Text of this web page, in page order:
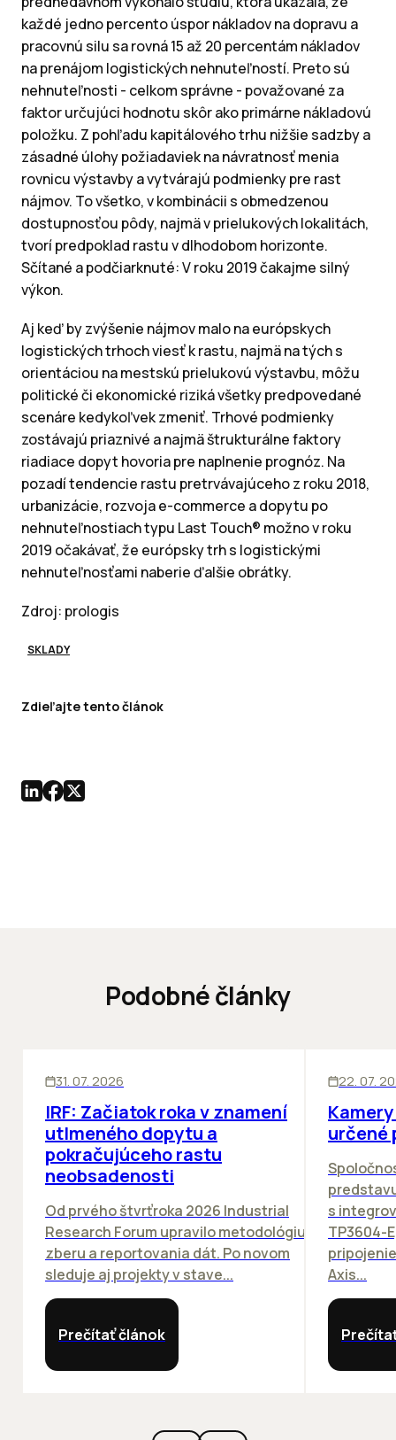
každé jedno percento úspor nákladov na dopravu a
pracovnú silu sa rovná 15 až 20 percentám nákladov
na prenájom logistických nehnuteľností. Preto sú
nehnuteľnosti - celkom správne - považované za
faktor určujúci hodnotu skôr ako primárne nákladovú
položku. Z pohľadu kapitálového trhu nižšie sadzby a
zásadné úlohy požiadaviek na návratnosť menia
rovnicu výstavby a vytvárajú podmienky pre rast
nájmov. To všetko, v kombinácii s obmedzenou
dostupnosťou pôdy, najmä v prielukových lokalitách,
tvorí predpoklad rastu v dlhodobom horizonte.
Sčítané a podčiarknuté: V roku 2019 čakajme silný
výkon.
Aj keď by zvýšenie nájmov malo na európskych
logistických trhoch viesť k rastu, najmä na tých s
orientáciou na mestskú prielukovú výstavbu, môžu
politické či ekonomické riziká všetky predpovedané
scenáre kedykoľvek zmeniť. Trhové podmienky
zostávajú priaznivé a najmä štrukturálne faktory
riadiace dopyt hovoria pre naplnenie prognóz. Na
pozadí tendencie rastu pretrvávajúceho z roku 2018,
urbanizácie, rozvoja e-commerce a dopytu po
nehnuteľnostiach typu Last Touch® možno v roku
2019 očakávať, že európsky trh s logistickými
nehnuteľnosťami naberie ďalšie obrátky.
Zdroj: prologis
SKLADY
Zdieľajte tento článok
Podobné články
31. 07. 2026
IRF: Začiatok roka v znamení
utlmeného dopytu a
pokračujúceho rastu
neobsadenosti
Od prvého štvrťroka 2026 Industrial
Research Forum upravilo metodológiu
zberu a reportovania dát. Po novom
sleduje aj projekty v stave...
Prečítať článok
22. 07.
určené
s
TP3604-
Axis...